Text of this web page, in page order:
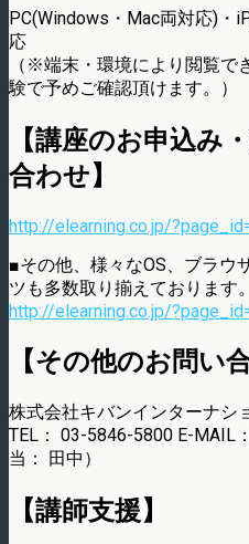
PC(Windows・Mac両対応)・
応
（※端末・環境により閲覧で
験で予めご確認頂けます。）
【講座のお申込み
合わせ】
http://elearning.co.jp/
■その他、様々なOS、ブラウ
ツも多数取り揃えております。
http://elearning.co.jp/
【その他のお問い
株式会社キバンインターナシ
TEL： 03-5846-5800 E-MAIL
当： 田中）
【講師支援】